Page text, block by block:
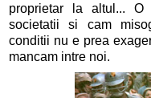
proprietar la altul...
societatii si cam
conditii nu e prea
mancam intre noi.